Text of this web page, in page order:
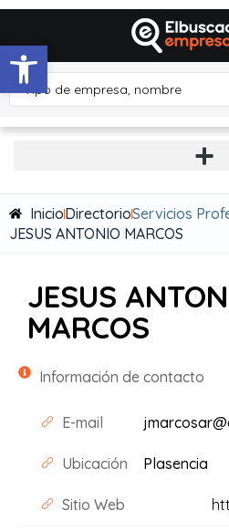
Abrir barra de herramientas
InicioDirectorioServicios
JESUS ANTONIO MARCOS
JESUS
MARCOS
Información de contacto
E-mail
Ubicación Plasencia
Sitio Web